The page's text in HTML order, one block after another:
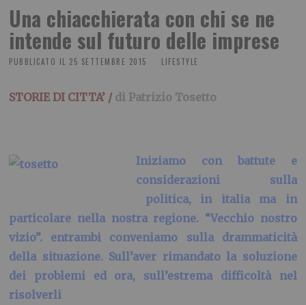
Una chiacchierata con chi se ne
intende sul futuro delle imprese
PUBBLICATO IL 25 SETTEMBRE 2015 LIFESTYLE
STORIE DI CITTA’ / di Patrizio Tosetto
Iniziamo con battute e
considerazioni sulla
politica, in italia ma in
particolare nella nostra regione. “Vecchio nostro
vizio”. entrambi conveniamo sulla drammaticità
della situazione. Sull’aver rimandato la soluzione
dei problemi ed ora, sull’estrema difficoltà nel
risolverli